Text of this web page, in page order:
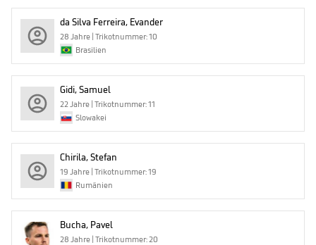
da Silva Ferreira, Evander
28 Jahre | Trikotnummer: 10
Brasilien
Gidi, Samuel
22 Jahre | Trikotnummer: 11
Slowakei
Chirila, Stefan
19 Jahre | Trikotnummer: 19
Rumänien
Bucha, Pavel
28 Jahre | Trikotnummer: 20